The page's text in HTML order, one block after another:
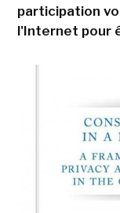
participation
l'Internet pour